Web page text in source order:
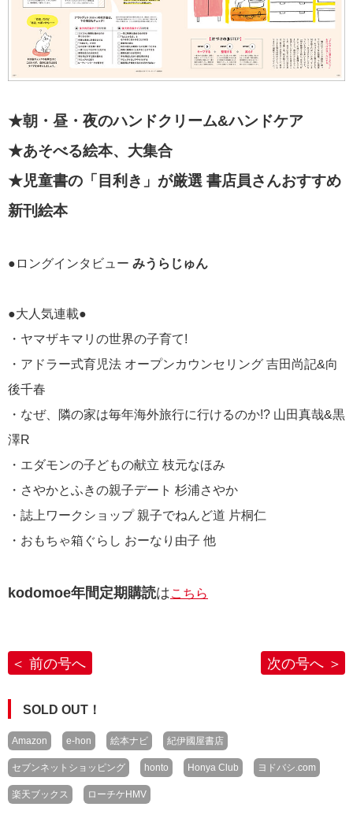
★朝・昼・夜のハンドクリーム&ハンドケア
★あそべる絵本、大集合
★児童書の「目利き」が厳選 書店員さんおすすめ
新刊絵本
●ロングインタビュー みうらじゅん
●大人気連載●
・ヤマザキマリの世界の子育て!
・アドラー式育児法 オープンカウンセリング 吉田尚記&向
後千春
・なぜ、隣の家は毎年海外旅行に行けるのか!? 山田真哉&黒
澤R
・エダモンの子どもの献立 枝元なほみ
・さやかとふきの親子デート 杉浦さやか
・誌上ワークショップ 親子でねんど道 片桐仁
・おもちゃ箱ぐらし おーなり由子 他
kodomoe年間定期購読はこちら
次の号へ
前の号へ
SOLD OUT！
Amazon e-hon 絵本ナビ 紀伊國屋書店
セブンネットショッピング honto Honya Club ヨドバシ.com
楽天ブックス ローチケHMV